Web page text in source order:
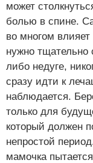
может
болью в спине.
во многом
нужно тщательно
либо недуге,
сразу идти к
наблюдается.
только для
который должен
непростой
мамочка